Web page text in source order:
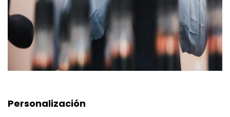
Personalización